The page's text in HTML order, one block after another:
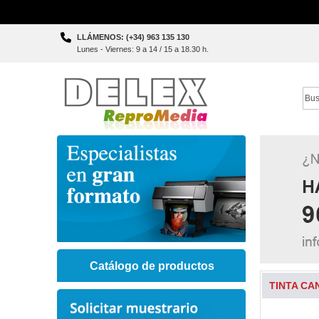
Skip
LLÁMENOS: (+34) 963 135 130
Lunes - Viernes: 9 a 14 / 15 a 18.30 h.
TINTA
Catálogo de productos